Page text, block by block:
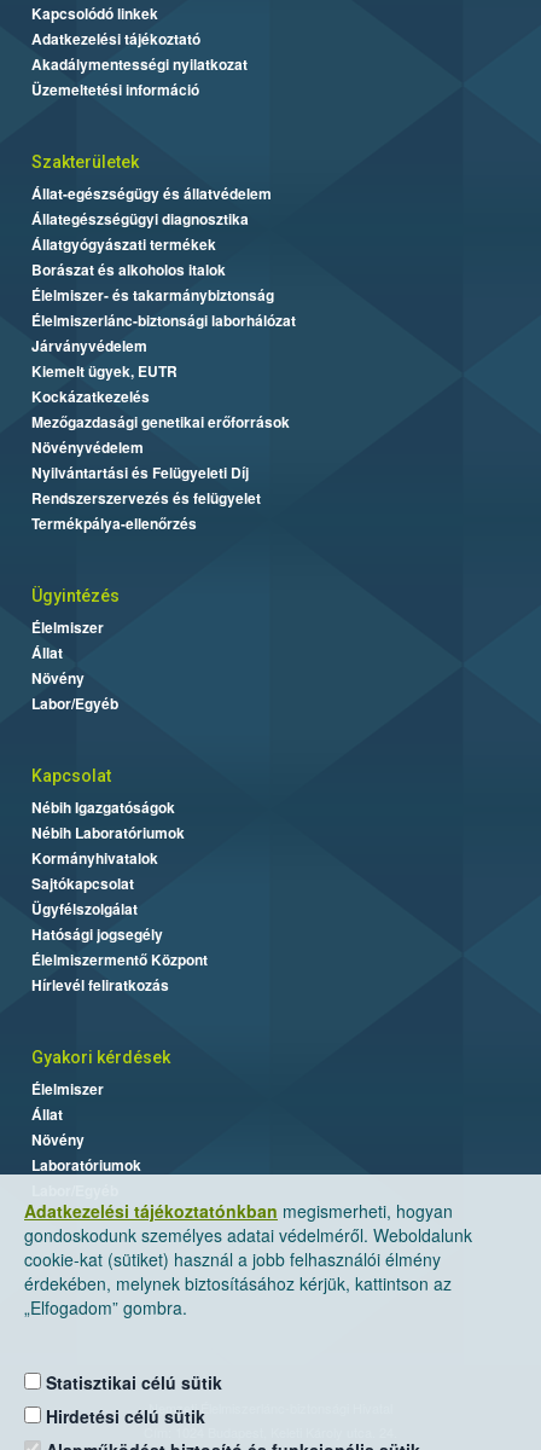
Adatkezelési tájékoztatónkban megismerheti, hogyan
gondoskodunk személyes adatai védelméről. Weboldalunk
cookie-kat (sütiket) használ a jobb felhasználói élmény
érdekében, melynek biztosításához kérjük, kattintson az
„Elfogadom” gombra.
Statisztikai célú sütik
Hirdetési célú sütik
Kapcsolódó linkek
Adatkezelési tájékoztató
Akadálymentességi nyilatkozat
Üzemeltetési információ
Szakterületek
Állat-egészségügy és állatvédelem
Állategészségügyi diagnosztika
Állatgyógyászati termékek
Borászat és alkoholos italok
Élelmiszer- és takarmánybiztonság
Élelmiszerlánc-biztonsági laborhálózat
Járványvédelem
Kiemelt ügyek, EUTR
Kockázatkezelés
Mezőgazdasági genetikai erőforrások
Növényvédelem
Nyilvántartási és Felügyeleti Díj
Rendszerszervezés és felügyelet
Termékpálya-ellenőrzés
Ügyintézés
Élelmiszer
Állat
Növény
Labor/Egyéb
Kapcsolat
Nébih Igazgatóságok
Nébih Laboratóriumok
Kormányhivatalok
Sajtókapcsolat
Ügyfélszolgálat
Hatósági jogsegély
Élelmiszermentő Központ
Hírlevél feliratkozás
Gyakori kérdések
Élelmiszer
Állat
Növény
Laboratóriumok
Nemzeti Élelmiszerlánc-biztonsági Hivatal